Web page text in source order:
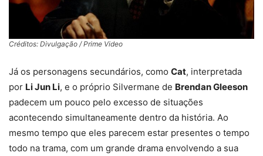
Créditos: Divulgação / Prime Video
Já os personagens secundários, como Cat, interpretada
por Li Jun Li, e o próprio Silvermane de Brendan Gleeson
padecem um pouco pelo excesso de situações
acontecendo simultaneamente dentro da história. Ao
mesmo tempo que eles parecem estar presentes o tempo
todo na trama, com um grande drama envolvendo a sua